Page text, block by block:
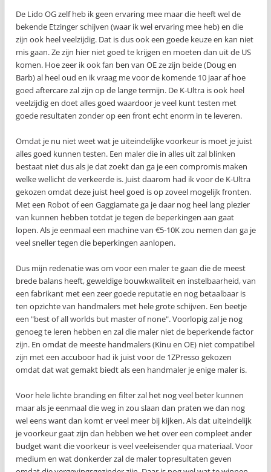
De Lido OG zelf heb ik geen ervaring mee maar die heeft wel de
bekende Etzinger schijven (waar ik wel ervaring mee heb) en die
zijn ook heel veelzijdig. Dat is dus ook een goede keuze en kan niet
mis gaan. Ze zijn hier niet goed te krijgen en moeten dan uit de US
komen. Hoe zeer ik ook fan ben van OE ze zijn beide (Doug en
Barb) al heel oud en ik vraag me voor de komende 10 jaar af hoe
goed aftercare zal zijn op de lange termijn. De K-Ultra is ook heel
veelzijdig en doet alles goed waardoor je veel kunt testen met
goede resultaten zonder op een front echt enorm in te leveren.
Omdat je nu niet weet wat je uiteindelijke voorkeur is moet je juist
alles goed kunnen testen. Een maler die in alles uit zal blinken
bestaat niet dus als je dat zoekt dan ga je een compromis maken
welke wellicht de verkeerde is. Juist daarom had ik voor de K-Ultra
gekozen omdat deze juist heel goed is op zoveel mogelijk fronten.
Met een Robot of een Gaggiamate ga je daar nog heel lang plezier
van kunnen hebben totdat je tegen de beperkingen aan gaat
lopen. Als je eenmaal een machine van €5-10K zou nemen dan ga je
veel sneller tegen die beperkingen aanlopen.
Dus mijn redenatie was om voor een maler te gaan die de meest
brede balans heeft, geweldige bouwkwaliteit en instelbaarheid, van
een fabrikant met een zeer goede reputatie en nog betaalbaar is
ten opzichte van handmalers met hele grote schijven. Een beetje
een "best of all worlds but master of none". Voorlopig zal je nog
genoeg te leren hebben en zal die maler niet de beperkende factor
zijn. En omdat de meeste handmalers (Kinu en OE) niet compatibel
zijn met een accuboor had ik juist voor de 1ZPresso gekozen
omdat dat wat gemakt biedt als een handmaler je enige maler is.
Voor hele lichte branding en filter zal het nog veel beter kunnen
maar als je eenmaal die weg in zou slaan dan praten we dan nog
wel eens want dan komt er veel meer bij kijken. Als dat uiteindelijk
je voorkeur gaat zijn dan hebben we het over een compleet ander
budget want die voorkeur is veel veeleisender qua materiaal. Voor
medium en wat donkerder zal de maler topresultaten geven